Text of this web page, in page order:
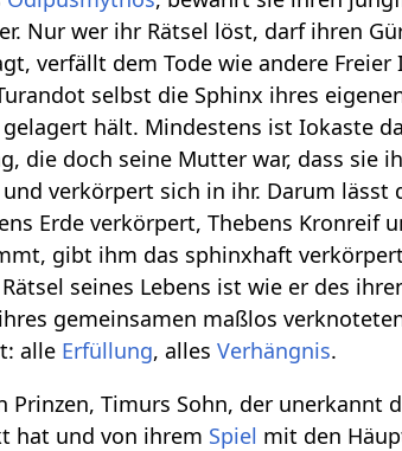
Nur wer ihr Rätsel löst, darf ihren
verfällt dem Tode wie andere Freier
selbst die Sphinx ihres
hält. Mindestens ist Iokaste
die doch seine Mutter war, dass sie
verkörpert sich in ihr. Darum lässt
Erde verkörpert, Thebens Kronreif
gibt ihm das sphinxhaft
seines Lebens ist wie er des
gemeinsamen maßlos
alle Erfüllung, allesVerhängnis.
Prinzen, Timurs Sohn, der unerkannt
hat und von ihrem Spiel mit den